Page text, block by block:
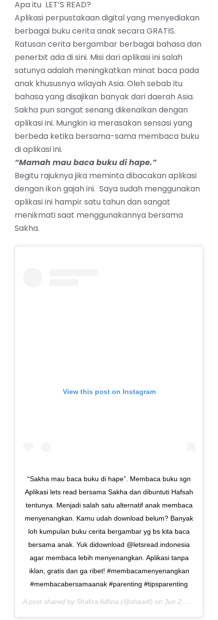
Apa itu LET’S READ?
Aplikasi perpustakaan digital yang menyediakan
berbagai buku cerita anak secara GRATIS.
Ratusan cerita bergambar berbagai bahasa dan
penerbit ada di sini. Misi dari aplikasi ini salah
satunya adalah meningkatkan minat baca pada
anak khususnya wilayah Asia. Oleh sebab itu
bahasa yang disajikan banyak dari daerah Asia.
Sakha pun sangat senang dikenalkan dengan
aplikasi ini. Mungkin ia merasakan sensasi yang
berbeda ketika bersama-sama membaca buku
di aplikasi ini.
“Mamah mau baca buku di hape.”
Begitu rajuknya jika meminta dibacakan aplikasi
dengan ikon gajah ini. Saya sudah menggunakan
aplikasi ini hampir satu tahun dan sangat
menikmati saat menggunakannya bersama
Sakha.
View this post on Instagram
“Sakha mau baca buku di hape”. Membaca buku sgn
Aplikasi lets read bersama Sakha dan dibuntuti Hafsah
tentunya. Menjadi salah satu alternatif anak membaca
menyenangkan. Kamu udah download belum? Banyak
loh kumpulan buku cerita bergambar yg bs kita baca
bersama anak. Yuk didownload @letsread.indonesia
agar membaca lebih menyenangkan. Aplikasi tanpa
iklan, gratis dan ga ribet! #membacamenyenangkan
#membacabersamaanak #parenting #tipsparenting
A post shared by Shafira Adlina (@shaadl) on Jun 2, 2020 at 8:02pm PDT